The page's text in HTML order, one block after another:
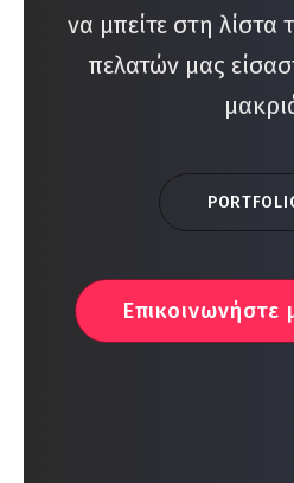
να μπείτε στη λίστα
πελατών μας
Επικοινωνήστε